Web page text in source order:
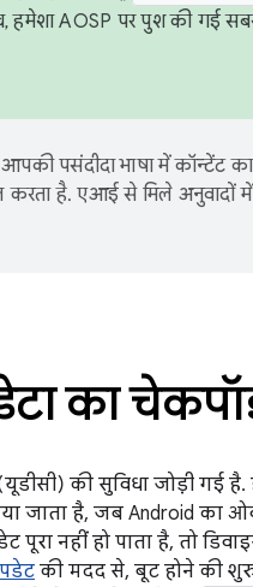
हमेशा AOSP पर पुश की गई
पसंदीदा भाषा में कॉन्टेंट
है. एआई से मिले अनुवादों में
का
की सुविधा जोड़ी गई
जाता है, जब Android का
नहीं हो पाता है, तो
की मदद से, बूट होने की